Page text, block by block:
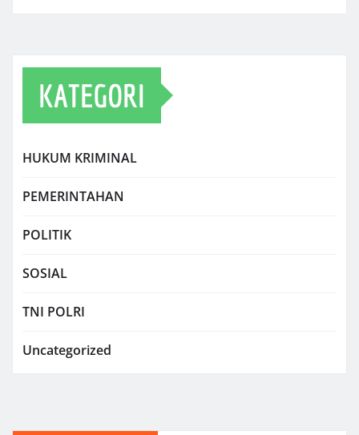
KATEGORI
HUKUM KRIMINAL
PEMERINTAHAN
POLITIK
SOSIAL
TNI POLRI
Uncategorized